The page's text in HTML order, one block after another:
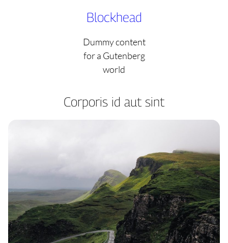
Blockhead
Dummy content
for a Gutenberg
world
Corporis id aut sint